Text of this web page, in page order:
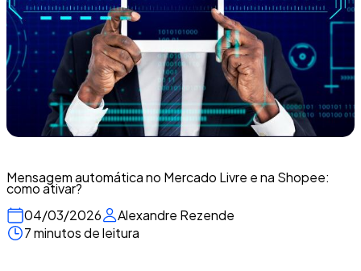
Mensagem automática no Mercado Livre e na Shopee:
como ativar?
04/03/2026
Alexandre Rezende
7 minutos de leitura